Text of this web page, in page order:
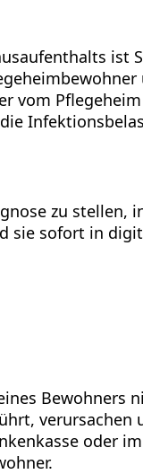
ist
vom
zu stellen,
sie sofort in
Bewohners
verursachen
oder